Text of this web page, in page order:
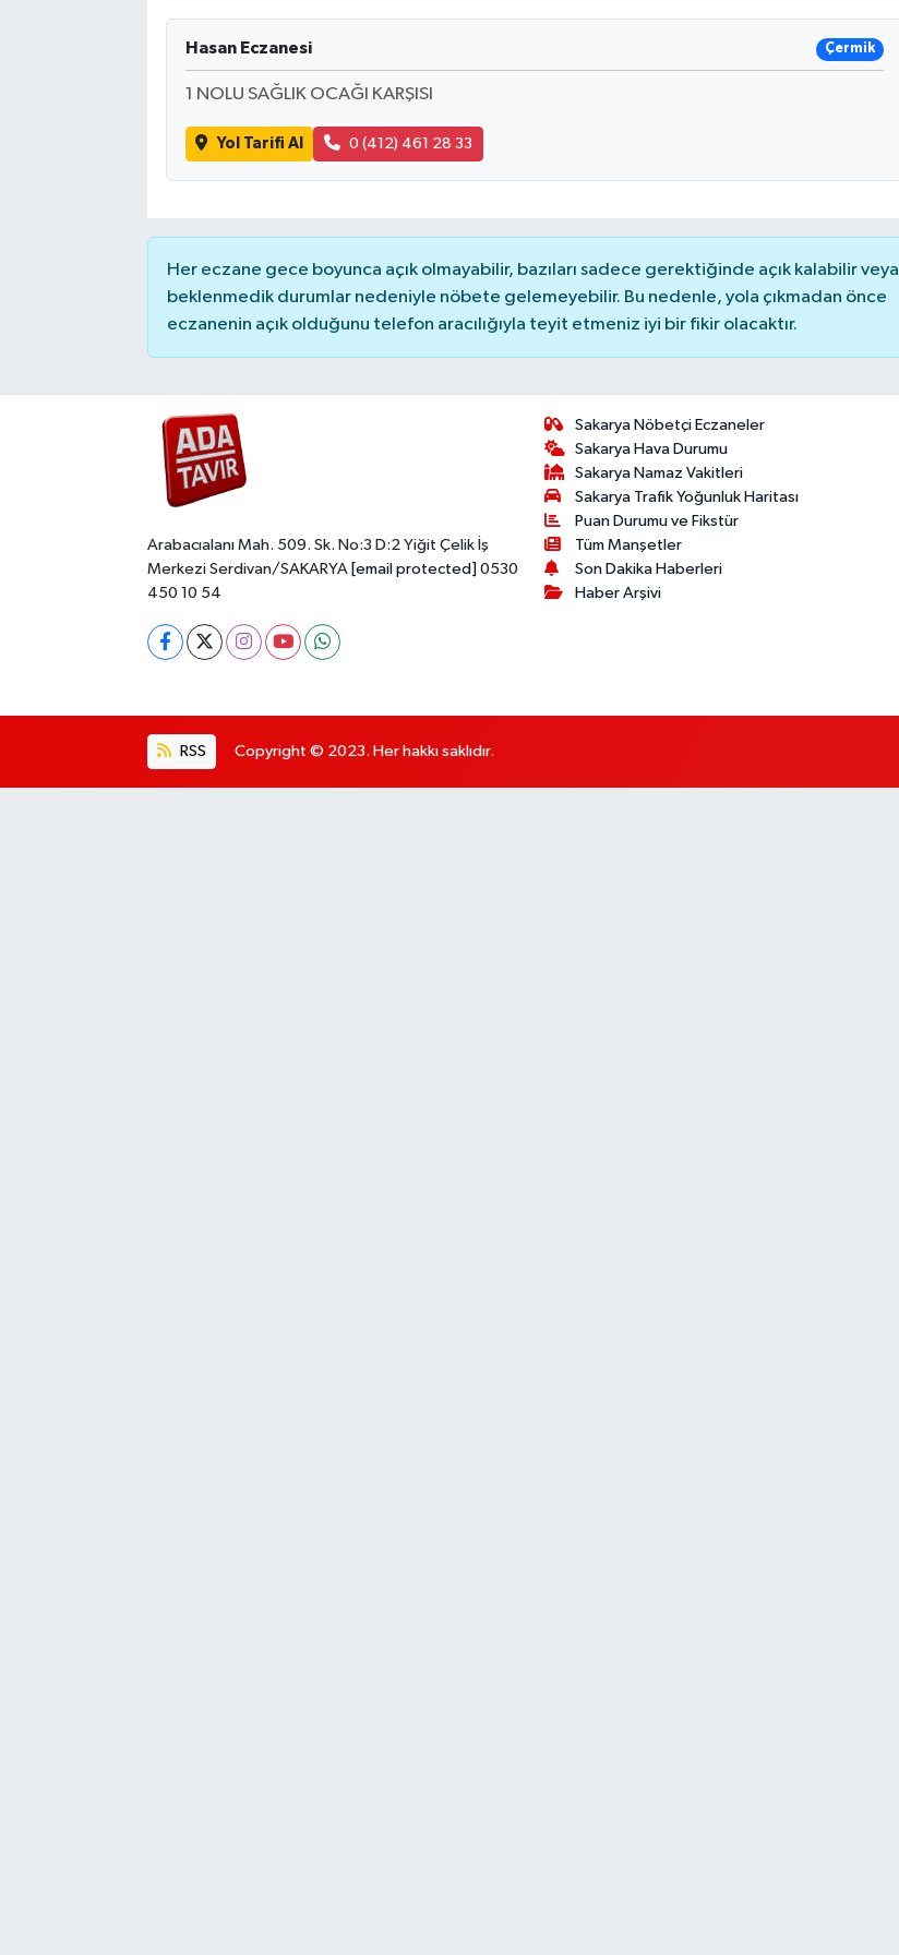
Hasan Eczanesi Çermik
1 NOLU SAĞLIK OCAĞI KARŞISI
Yol Tarifi Al 0 (412) 461 28 33
Her eczane gece boyunca açık olmayabilir, bazıları sadece gerektiğinde açık kalabilir veya
beklenmedik durumlar nedeniyle nöbete gelemeyebilir. Bu nedenle, yola çıkmadan önce
eczanenin açık olduğunu telefon aracılığıyla teyit etmeniz iyi bir fikir olacaktır.
Arabacıalanı Mah. 509. Sk. No:3 D:2 Yiğit Çelik İş
Merkezi Serdivan/SAKARYA [email protected] 0530
450 10 54
Sakarya Nöbetçi Eczaneler
Sakarya Hava Durumu
Sakarya Namaz Vakitleri
Sakarya Trafik Yoğunluk Haritası
Puan Durumu ve Fikstür
Tüm Manşetler
Son Dakika Haberleri
Haber Arşivi
RSS Copyright © 2023. Her hakkı saklıdır.